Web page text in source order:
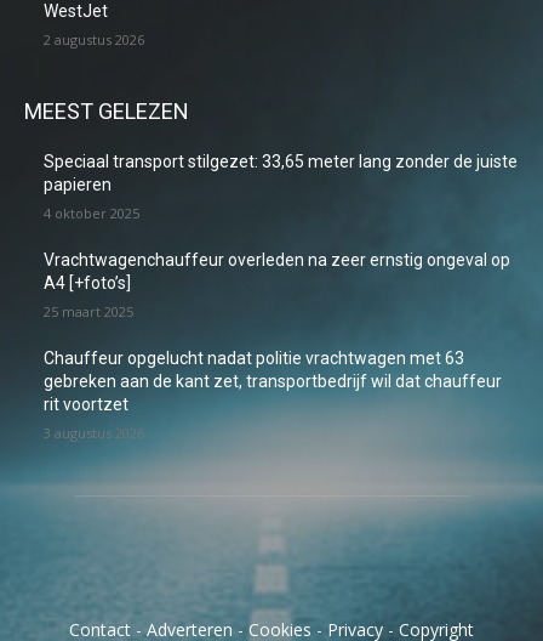
WestJet
2 augustus 2026
MEEST GELEZEN
Speciaal transport stilgezet: 33,65 meter lang zonder de juiste
papieren
4 oktober 2025
Vrachtwagenchauffeur overleden na zeer ernstig ongeval op
A4 [+foto’s]
25 maart 2025
Chauffeur opgelucht nadat politie vrachtwagen met 63
gebreken aan de kant zet, transportbedrijf wil dat chauffeur
rit voortzet
3 augustus 2026
Contact -Adverteren - Cookies - Privacy - Copyright